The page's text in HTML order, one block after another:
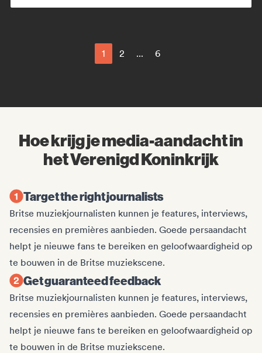
1 2 ... 6
Hoe krijg je media-aandacht in
het Verenigd Koninkrijk
Target the right journalists
Britse muziekjournalisten kunnen je features, interviews,
recensies en premières aanbieden. Goede persaandacht
helpt je nieuwe fans te bereiken en geloofwaardigheid op
te bouwen in de Britse muziekscene.
Get guaranteed feedback
Britse muziekjournalisten kunnen je features, interviews,
recensies en premières aanbieden. Goede persaandacht
helpt je nieuwe fans te bereiken en geloofwaardigheid op
te bouwen in de Britse muziekscene.